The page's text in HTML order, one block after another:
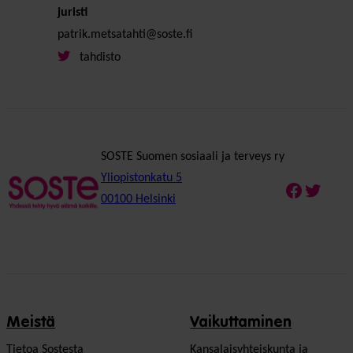
juristi
patrik.metsatahti@soste.fi
tahdisto
SOSTE Suomen sosiaali ja terveys ry
Yliopistonkatu 5
00100 Helsinki
Meistä
Tietoa Sostesta
Vaikuttaminen
Kansalaisyhteiskunta ja